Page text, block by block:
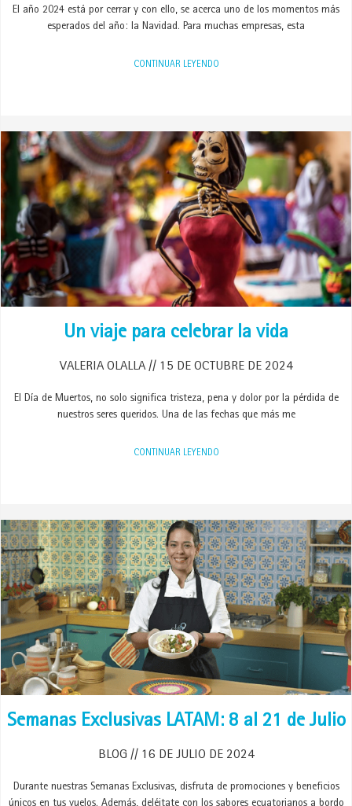
El año 2024 está por cerrar y con ello, se acerca uno de los momentos más
esperados del año: la Navidad. Para muchas empresas, esta
CONTINUAR LEYENDO
Un viaje para celebrar la vida
VALERIA OLALLA 15 DE OCTUBRE DE 2024
El Día de Muertos, no solo significa tristeza, pena y dolor por la pérdida de
nuestros seres queridos. Una de las fechas que más me
CONTINUAR LEYENDO
Semanas Exclusivas LATAM: 8 al 21 de Julio
BLOG 16 DE JULIO DE 2024
Durante nuestras Semanas Exclusivas, disfruta de promociones y beneficios
únicos en tus vuelos. Además, deléitate con los sabores ecuatorianos a bordo